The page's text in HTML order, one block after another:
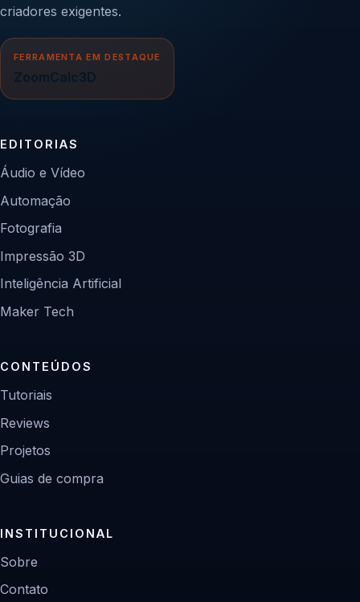
criadores exigentes.
FERRAMENTA EM DESTAQUE
ZoomCalc3D
EDITORIAS
Áudio e Vídeo
Automação
Fotografia
Impressão 3D
Inteligência Artificial
Maker Tech
CONTEÚDOS
Tutoriais
Reviews
Projetos
Guias de compra
INSTITUCIONAL
Sobre
Contato